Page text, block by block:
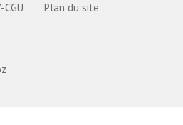
CGU Plan du site